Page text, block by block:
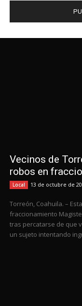
Vecinos de
robos en
Local 13 de octubre de
Torreón, Coahuila. –
fraccionamiento
tras percatarse de que
un sujeto intentando